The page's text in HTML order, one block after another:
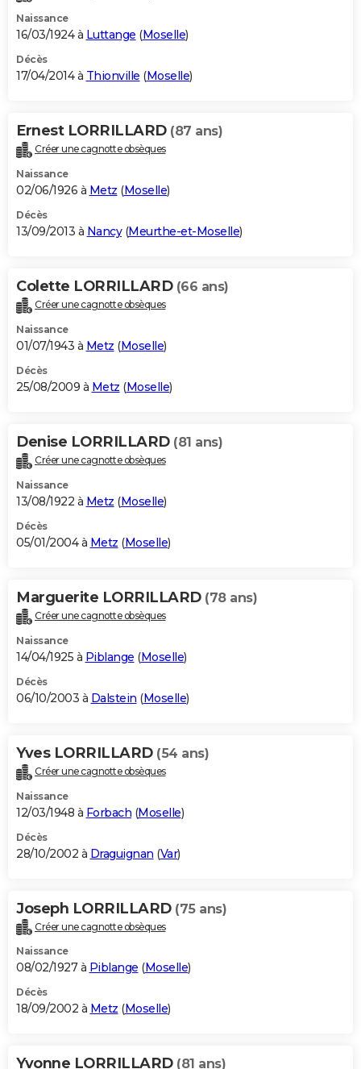
Naissance
16/03/1924 à Luttange (Moselle)
Décès
17/04/2014 à Thionville (Moselle)
Ernest LORRILLARD (87 ans)
Créer une cagnotte obsèques
Naissance
02/06/1926 à Metz (Moselle)
Décès
13/09/2013 à Nancy(Meurthe-et-Moselle)
Colette LORRILLARD (66 ans)
Créer une cagnotte obsèques
Naissance
01/07/1943 à Metz (Moselle)
Décès
25/08/2009 à Metz (Moselle)
Denise LORRILLARD (81 ans)
Créer une cagnotte obsèques
Naissance
13/08/1922 à Metz (Moselle)
Décès
05/01/2004 à Metz (Moselle)
Marguerite LORRILLARD (78 ans)
Créer une cagnotte obsèques
Naissance
14/04/1925 à Piblange (Moselle)
Décès
06/10/2003 à Dalstein (Moselle)
Yves LORRILLARD (54 ans)
Créer une cagnotte obsèques
Naissance
12/03/1948 à Forbach (Moselle)
Décès
28/10/2002 à Draguignan (Var)
Joseph LORRILLARD (75 ans)
Créer une cagnotte obsèques
Naissance
08/02/1927 à Piblange (Moselle)
Décès
18/09/2002 à Metz (Moselle)
Yvonne LORRILLARD (81 ans)